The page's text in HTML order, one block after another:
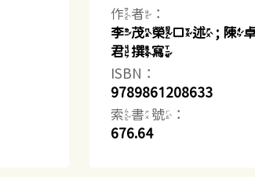
作者：
李茂榮口述 ; 陳
君撰寫
ISBN：
9789861208633
索書號：
676.64